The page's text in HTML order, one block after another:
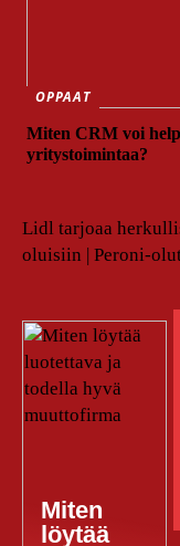
OPPAAT
Miten CRM voi
yritystoimintaa?
Lidl tarjoaa
oluisiin | Peroni-
Miten
löytää